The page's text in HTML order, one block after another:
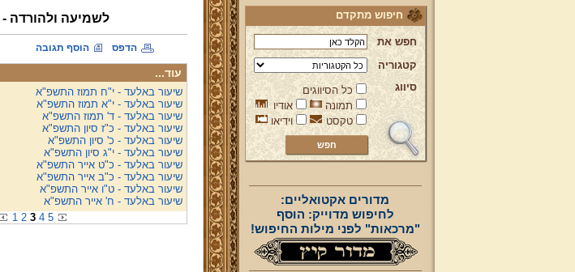
חיפוש מתקדם
חפש את
קטגוריה
סיווג
כל הסיווגים
תמונה
אודיו
טקסט
וידיאו
מדורים אקטואליים:
לחיפוש מדוייק: הוסף
"מרכאות" לפני מילות החיפוש!
לשמיעה ולהורדה -
הדפס הוסף תגובה
עוד...
שיעור באלעד - י"ח תמוז התשפ"א
שיעור באלעד - י"א תמוז התשפ"א
שיעור באלעד - ד' תמוז התשפ"א
שיעור באלעד - כ"ז סיון התשפ"א
שיעור באלעד - כ' סיון התשפ"א
שיעור באלעד - י"ג סיון התשפ"א
שיעור באלעד - כ"ט אייר התשפ"א
שיעור באלעד - כ"ב אייר התשפ"א
שיעור באלעד - ט"ו אייר התשפ"א
שיעור באלעד - ח' אייר התשפ"א
1 2 3 4 5